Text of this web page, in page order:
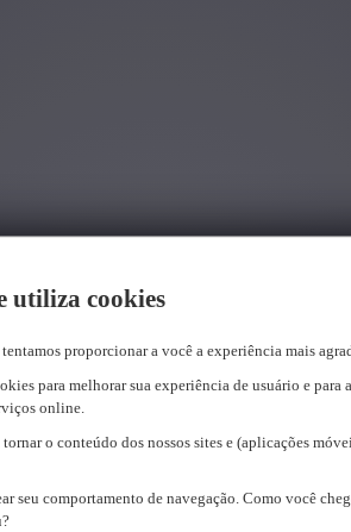
utiliza cookies
proporcionar a você a experiência mais
para melhorar sua experiência de usuário e para
online.
o conteúdo dos nossos sites e (aplicações
seu comportamento de navegação. Como você